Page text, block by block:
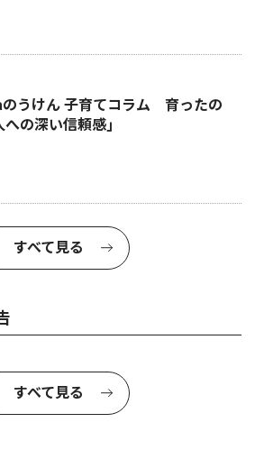
うけん 子育てコラム 育ったの
への深い信頼感｣
すべて見る
すべて見る